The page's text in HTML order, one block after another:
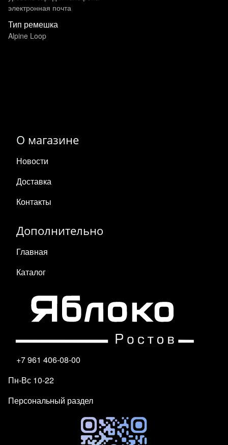
электронная почта
Тип ремешка
Alpine Loop
О магазине
Новости
Доставка
Контакты
Дополнительно
Главная
Каталог
+7 961 406-08-00
Пн-Вс 10-22
Персональный раздел